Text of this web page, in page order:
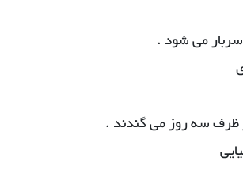
می شود .
ظرف سه روز می گندند .